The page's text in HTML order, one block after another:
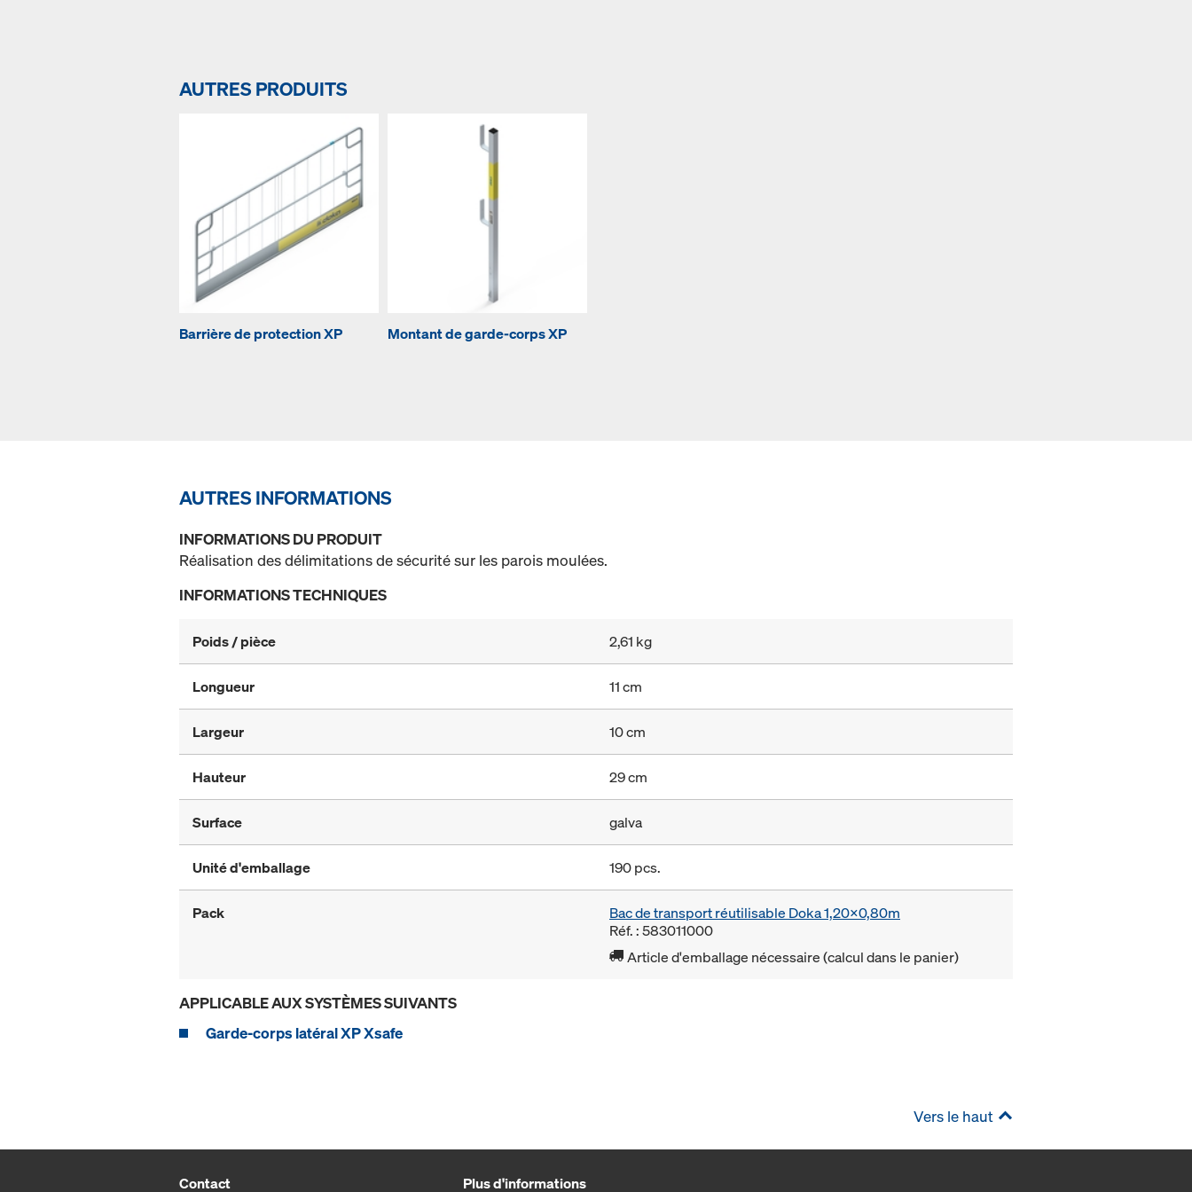
AUTRES PRODUITS
Barrière de protection XP Montant de garde-corps XP
AUTRES INFORMATIONS
INFORMATIONS DU PRODUIT
Réalisation des délimitations de sécurité sur les parois moulées.
INFORMATIONS TECHNIQUES
Poids / pièce 2,61 kg
Longueur 11 cm
Largeur 10 cm
Hauteur 29 cm
Surface galva
Unité d'emballage 190 pcs.
Pack
Bac de transport réutilisable Doka 1,20x0,80m
Réf. : 583011000
Article d'emballage nécessaire (calcul dans le panier)
APPLICABLE AUX SYSTÈMES SUIVANTS
Garde-corps latéral XP Xsafe
Vers le haut
Contact Plus d'informations